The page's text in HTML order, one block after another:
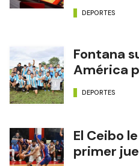
DEPORTES
Fontana
América
DEPORTES
El Ceibo
primer